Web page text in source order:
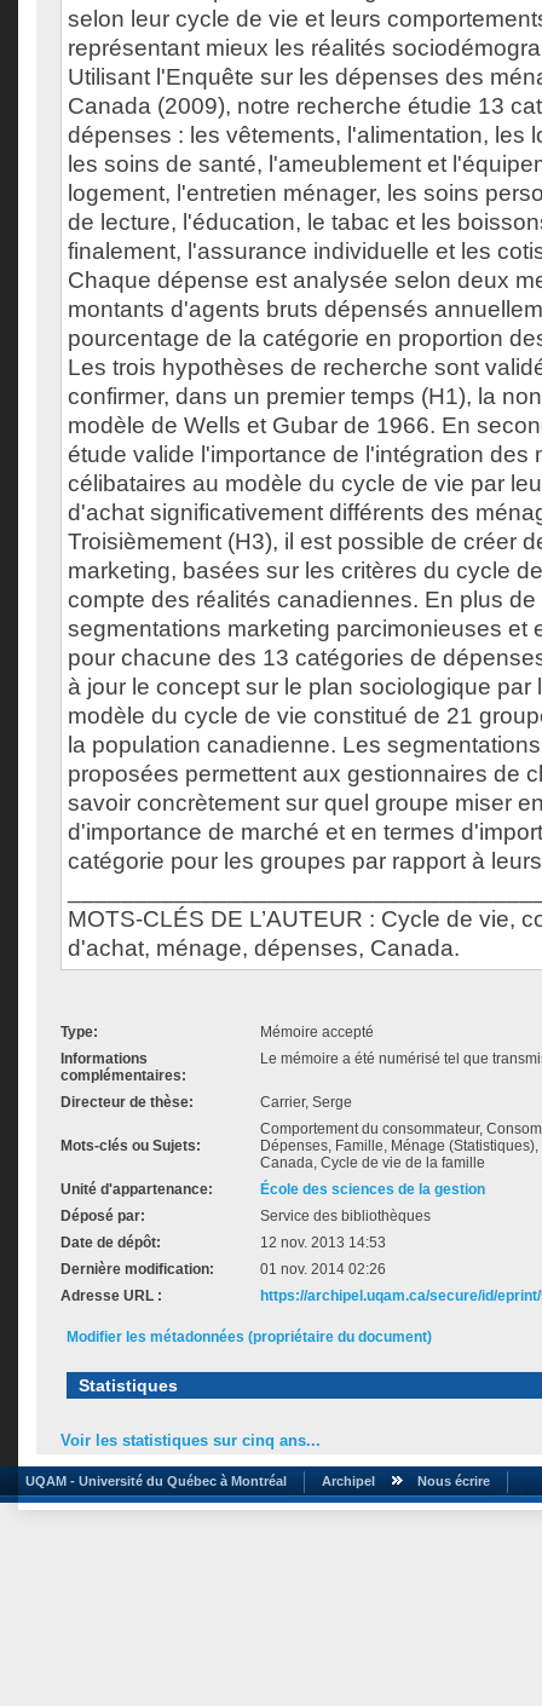
selon leur cycle de vie et leurs
représentant mieux les réalités
Utilisant l'Enquête sur les dépenses des
Canada (2009), notre recherche étudie 13
dépenses : les vêtements, l'alimentation, les
les soins de santé, l'ameublement et
logement, l'entretien ménager, les soins
de lecture, l'éducation, le tabac et les
finalement, l'assurance individuelle et les
Chaque dépense est analysée selon deux
montants d'agents bruts dépensés
pourcentage de la catégorie en proportion
Les trois hypothèses de recherche sont
confirmer, dans un premier temps (H1), la
modèle de Wells et Gubar de 1966. En
étude valide l'importance de l'intégration des
célibataires au modèle du cycle de vie par
d'achat significativement différents des
Troisièmement (H3), il est possible de créer
marketing, basées sur les critères du cycle
compte des réalités canadiennes. En plus
segmentations marketing parcimonieuses et
pour chacune des 13 catégories de
à jour le concept sur le plan sociologique par
modèle du cycle de vie constitué de 21
la population canadienne. Les
proposées permettent aux gestionnaires de
savoir concrètement sur quel groupe miser
d'importance de marché et en termes
catégorie pour les groupes par rapport à
MOTS-CLÉS DE L’AUTEUR : Cycle de vie,
d'achat, ménage, dépenses, Canada.
Type:
Mémoire accepté
Informations
complémentaires:
Le mémoire a été numérisé tel que
Directeur de thèse: Carrier, Serge
Mots-clés ou Sujets:
Comportement du consommateur,
Dépenses, Famille, Ménage
Canada, Cycle de vie de la famille
Unité d'appartenance:
École des sciences de la gestion
Déposé par:
Service des bibliothèques
Date de dépôt:
12 nov. 2013 14:53
Dernière modification:
01 nov. 2014 02:26
Adresse URL :
https://archipel.uqam.ca/secure/id/
Modifier les métadonnées (propriétaire du document)
Statistiques
Voir les statistiques sur cinq ans...
UQAM - Université du Québec à Montréal Archipel Nous écrire